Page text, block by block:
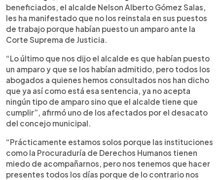
beneficiados, el alcalde Nelson Alberto Gómez Salas,
les ha manifestado que no los reinstala en sus puestos
de trabajo porque habían puesto un amparo ante la
Corte Suprema de Justicia.
“Lo último que nos dijo el alcalde es que habían puesto
un amparo y que se los habían admitido, pero todos los
abogados a quienes hemos consultados nos han dicho
que ya así como está esa sentencia, ya no acepta
ningún tipo de amparo sino que el alcalde tiene que
cumplir”, afirmó uno de los afectados por el desacato
del concejo municipal.
“Prácticamente estamos solos porque las instituciones
como la Procuraduría de Derechos Humanos tienen
miedo de acompañarnos, pero nos tenemos que hacer
presentes todos los días porque de lo contrario nos